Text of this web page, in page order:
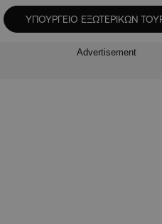
ΥΠΟΥΡΓΕΙΟ ΕΞΩΤΕΡΙΚΩΝ
Advertisement